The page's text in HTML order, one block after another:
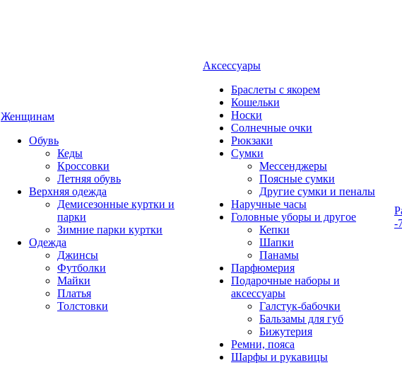
Женщинам
Обувь
Кеды
Кроссовки
Летняя обувь
Верхняя одежда
Демисезонные куртки и
парки
Зимние парки куртки
Одежда
Джинсы
Футболки
Майки
Платья
Толстовки
Аксессуары
Браслеты с якорем
Кошельки
Носки
Солнечные очки
Рюкзаки
Сумки
Мессенджеры
Поясные сумки
Другие сумки и пеналы
Наручные часы
Головные уборы и другое
Кепки
Шапки
Панамы
Парфюмерия
Подарочные наборы и
аксессуары
Галстук-бабочки
Бальзамы для губ
Бижутерия
Ремни, пояса
Шарфы и рукавицы
-